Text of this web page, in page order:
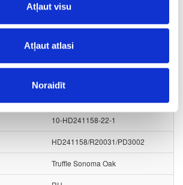
Atļaut visu
Atļaut atlasi
Noraidīt
Edge bandings
ABS edge bandings
10-HD241158-22-1
HD241158/R20031/PD3002
Truffle Sonoma Oak